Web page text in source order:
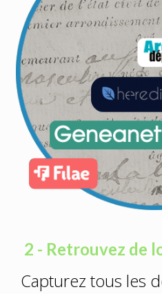
2 - Retrouvez de
Capturez tous les